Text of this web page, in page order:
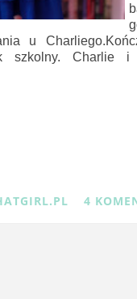
u
szkolny. Charlie i
4